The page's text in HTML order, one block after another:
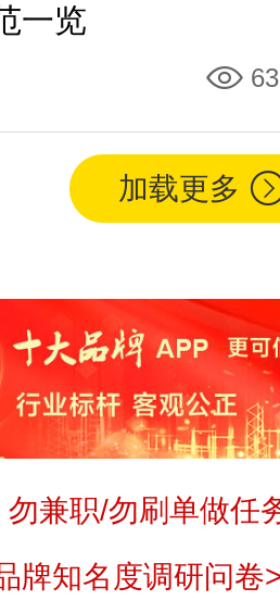
一览
加载更多
勿兼职/勿刷单做任
牌知名度调研问卷